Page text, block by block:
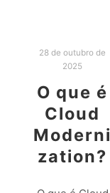
28 de outubro de
2025
O que é
Cloud
Moderni
zation?